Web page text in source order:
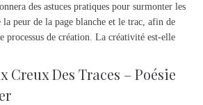
des astuces pratiques pour surmonter les
la peur de la page blanche et le trac, afin de
processus de création. La créativité est-elle
Creux Des Traces – Poésie